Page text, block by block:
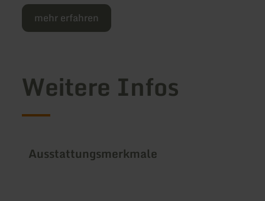
mehr erfahren
Weitere Infos
Ausstattungsmerkmale